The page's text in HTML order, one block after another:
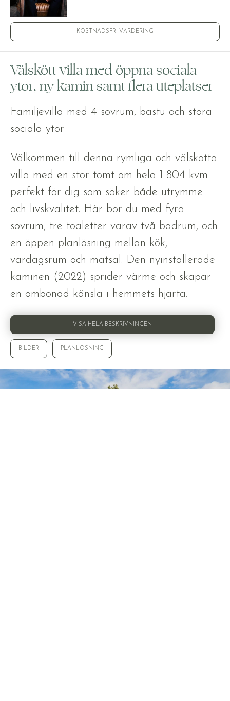
KOSTNADSFRI VÄRDERING
Välskött villa med öppna sociala
ytor, ny kamin samt flera uteplatser
Familjevilla med 4 sovrum, bastu och stora
sociala ytor
Välkommen till denna rymliga och välskötta
villa med en stor tomt om hela 1 804 kvm –
perfekt för dig som söker både utrymme
och livskvalitet. Här bor du med fyra
sovrum, tre toaletter varav två badrum, och
en öppen planlösning mellan kök,
vardagsrum och matsal. Den nyinstallerade
kaminen (2022) sprider värme och skapar
en ombonad känsla i hemmets hjärta.
VISA HELA BESKRIVNINGEN
BILDER PLANLÖSNING